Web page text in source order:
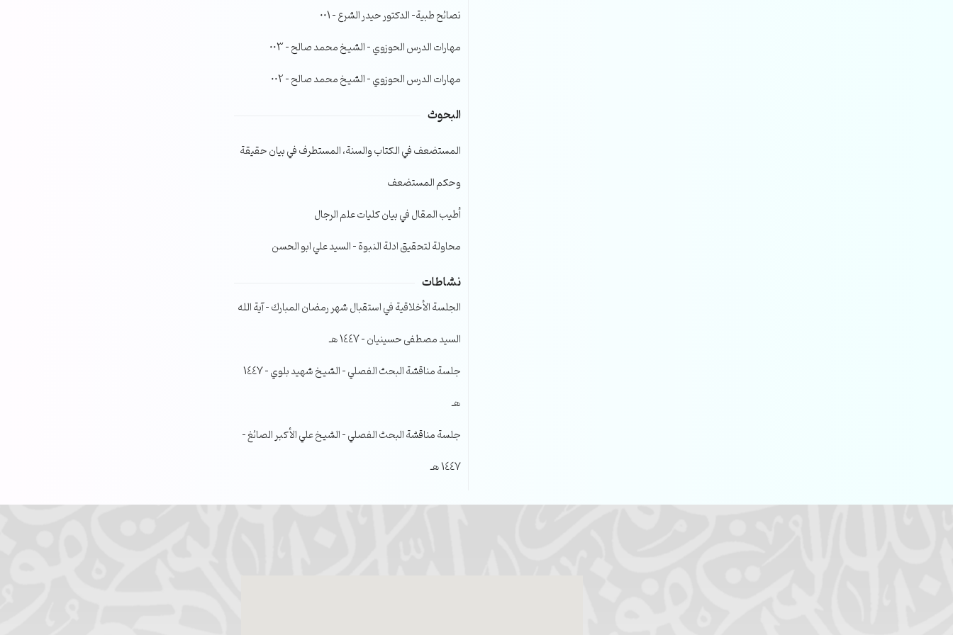
الصوت.نصائح طبية- الدكتور حيدر الشرع – 001
مهارات الدرس الحوزوي – الشيخ محمد صالح – 003
مهارات الدرس الحوزوي – الشيخ محمد صالح – 002
البحوث
المستضعف في الكتاب والسنة، المستطرف في بيان حقيقة
وحكم المستضعف
أطيب المقال في بيان كليات علم الرجال
محاولة لتحقيق ادلة النبوة – السيد علي ابو الحسن
نشاطات
الجلسة الأخلاقية في استقبال شهر رمضان المبارك – آية الله
السيد مصطفى حسينيان – 1447 هـ
جلسة مناقشة البحث الفصلي – الشيخ شهيد بلوي – 1447
هـ
جلسة مناقشة البحث الفصلي – الشيخ علي الأكبر الصائغ –
1447 هـ